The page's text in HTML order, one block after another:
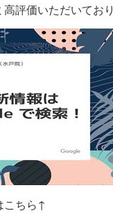
評価いただいており
こちら↑